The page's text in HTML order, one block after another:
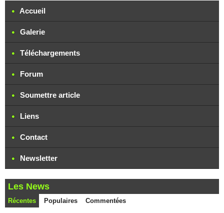
Accueil
Galerie
Téléchargements
Forum
Soumettre article
Liens
Contact
Newsletter
Les News
Récentes Populaires Commentées